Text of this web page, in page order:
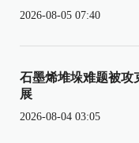
2026-08-05 07:40
石墨烯堆垛难题被攻
展
2026-08-04 03:05